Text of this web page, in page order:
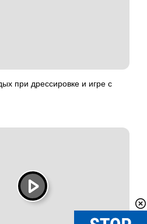
при дрессировке и игре с